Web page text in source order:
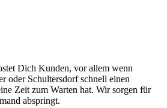
Dich Kunden, vor allem wenn
oder Schultersdorf schnell einen
Zeit zum Warten hat. Wir sorgen für
abspringt.